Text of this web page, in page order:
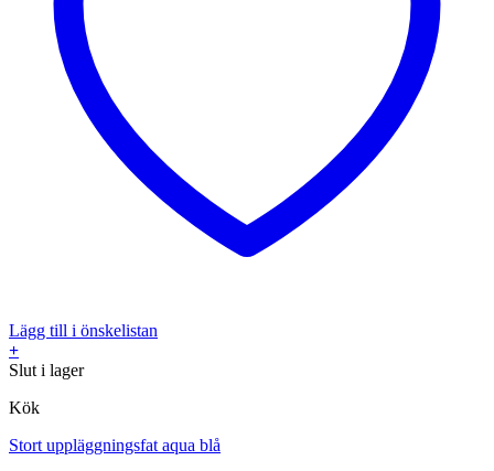
Lägg till i önskelistan
+
Slut i lager
Kök
Stort uppläggningsfat aqua blå